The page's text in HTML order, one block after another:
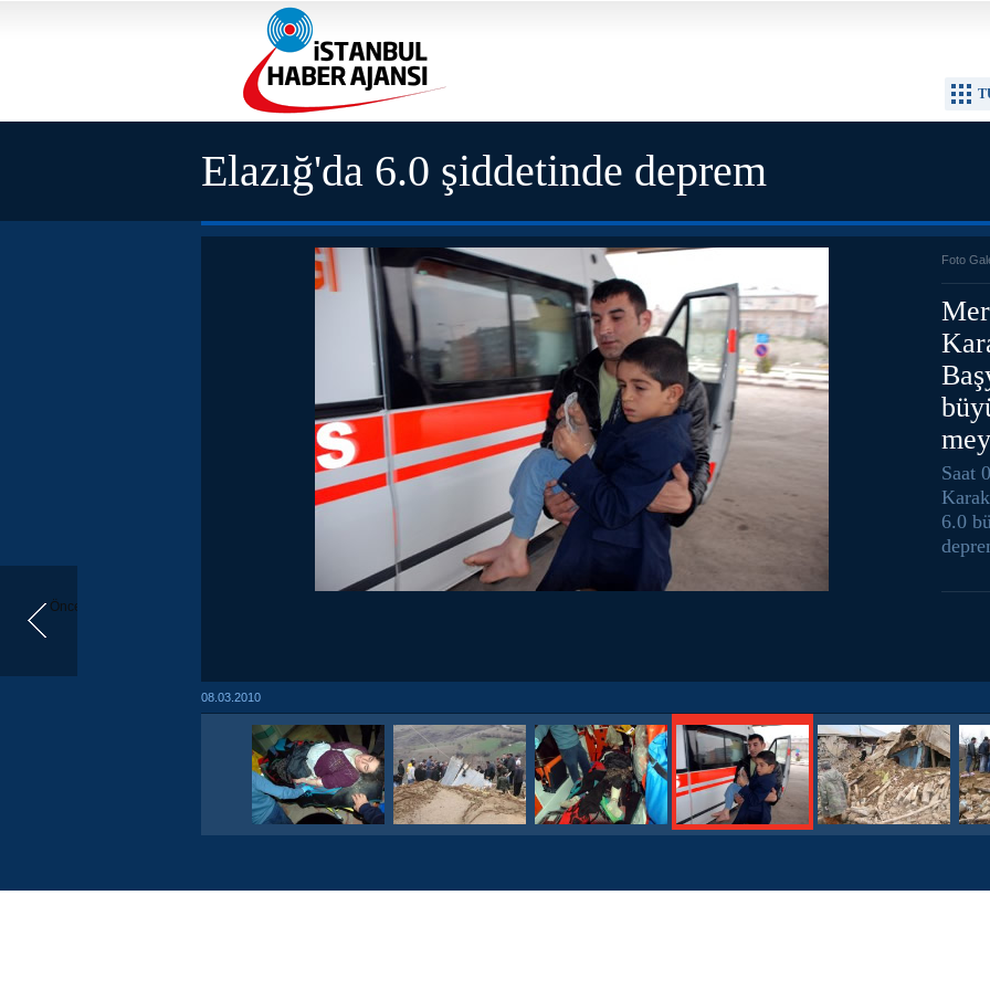
Önceki
Elazığ'da 6.0 şiddetinde deprem
Foto
Saat
6.0
08.03.2010